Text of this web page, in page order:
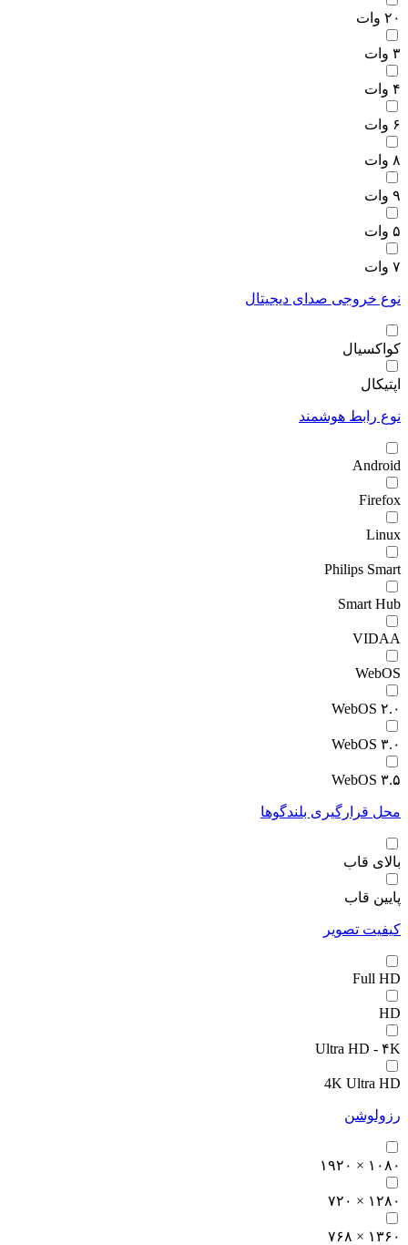
۲۰ وات
۳ وات
۴ وات
۶ وات
۸ وات
۹ وات
۵ وات
۷ وات
نوع خروجی صدای دیجیتال
کواکسیال
اپتیکال
نوع رابط هوشمند
Android
Firefox
Linux
Philips Smart
Smart Hub
VIDAA
WebOS
WebOS ۲.۰
WebOS ۳.۰
WebOS ۳.۵
محل قرارگیری بلندگوها
بالای قاب
پایین قاب
کیفیت تصویر
Full HD
HD
Ultra HD - ۴K
4K Ultra HD
رزولوشن
۱۰۸۰ × ۱۹۲۰
۱۲۸۰ × ۷۲۰
۱۳۶۰ × ۷۶۸